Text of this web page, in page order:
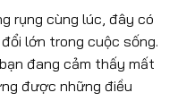
rụng cùng lúc, đây có
lớn trong cuộc sống.
đang cảm thấy mất
được những điều